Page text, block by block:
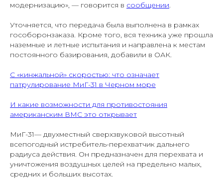
модернизацию», — говорится в сообщении.
Уточняется, что передача была выполнена в рамках
гособоронзаказа. Кроме того, вся техника уже прошла
наземные и летные испытания и направлена к местам
постоянного базирования, добавили в ОАК.
С «кинжальной» скоростью: что означает
патрулирование МиГ-31 в Черном море
И какие возможности для противостояния
американским ВМС это открывает
МиГ-31— двухместный сверхзвуковой высотный
всепогодный истребитель-перехватчик дальнего
радиуса действия. Он предназначен для перехвата и
уничтожения воздушных целей на предельно малых,
средних и больших высотах.